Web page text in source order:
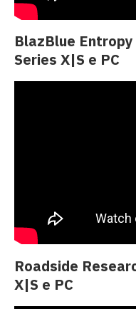
BlazBlue
Series X|S e PC
Roadside
X|S e PC